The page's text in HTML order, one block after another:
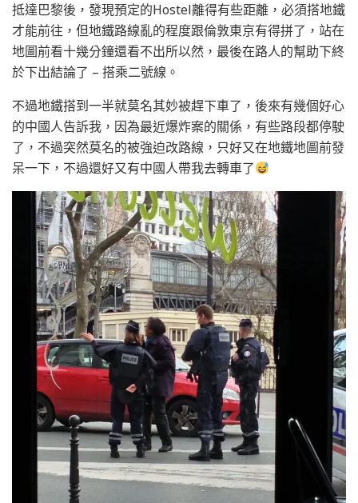
抵達巴黎後，發現預定的Hostel離得有些距離，必須搭地鐵
才能前往，但地鐵路線亂的程度跟倫敦東京有得拼了，站在
地圖前看十幾分鐘還看不出所以然，最後在路人的幫助下終
於下出結論了 – 搭乘二號線。
不過地鐵搭到一半就莫名其妙被趕下車了，後來有幾個好心
的中國人告訴我，因為最近爆炸案的關係，有些路段都停駛
了，不過突然莫名的被強迫改路線，只好又在地鐵地圖前發
呆一下，不過還好又有中國人帶我去轉車了